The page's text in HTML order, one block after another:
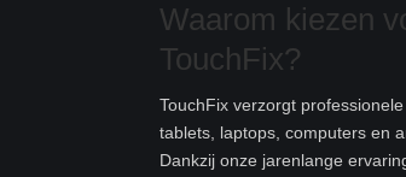
Waarom kiezen
TouchFix?
TouchFix verzorgt
tablets, laptops, computers en
Dankzij onze jarenlange